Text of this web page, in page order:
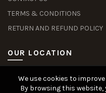
TERMS & CONDITIONS
RETURN AND REFUND POLICY
OUR LOCATION
Slot Deposit Dana
Situs Pusakabet
Pusakabet Daftar Slot
Seputar Slot Online
We use cookies to
By browsing this website,